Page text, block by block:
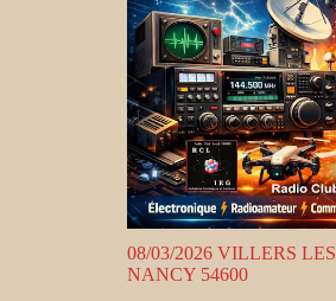
08/03/2026 VILLERS LES
NANCY 54600